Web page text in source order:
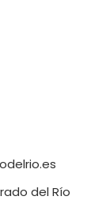
del Río